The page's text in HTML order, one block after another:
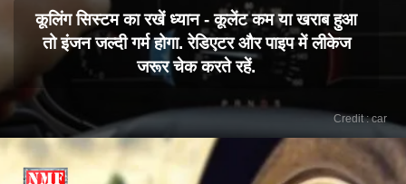
कूलिंग सिस्टम का रखें ध्यान - कूलेंट कम या खराब हुआ
तो इंजन जल्दी गर्म होगा. रेडिएटर और पाइप में लीकेज
जरूर चेक करते रहें.
Credit : car